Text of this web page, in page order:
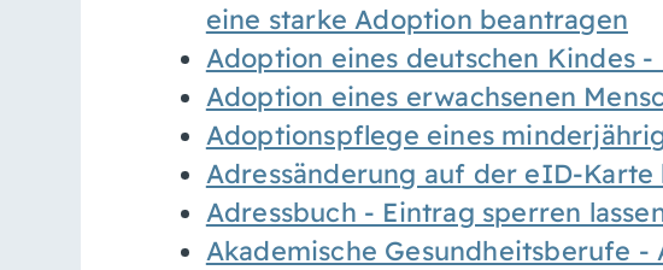
eine starke Adoption beantragen
Adoption eines deutschen Kindes
Adoption eines erwachsenen
Adoptionspflege eines
Adressänderung auf der eID-Karte
Adressbuch - Eintrag sperren
Akademische Gesundheitsberufe